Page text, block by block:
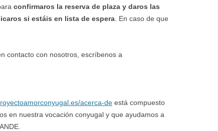
confirmaros la reserva de plaza y daros las
si estáis en lista de espera. En caso de que
contacto con nosotros, escríbenos a
acerca-de está compuesto
en nuestra vocación conyugal y que ayudamos a